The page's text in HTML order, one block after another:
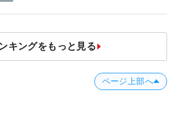
キングをもっと見る
ページ上部へ